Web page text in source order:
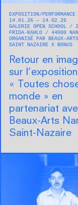
EXPOSITION PERFORMANCE
14.01.26 — 14.02.26
GALERIE OPEN SCHOOL
FRIDA-KAHLO
44000
ORGANISÉ PAR BEAUX-
SAINT NAZAIRE X BONUS
Retour en
sur l’exposition
« Toutes
monde » en
partenariat
Beaux-Arts
Saint-Nazaire